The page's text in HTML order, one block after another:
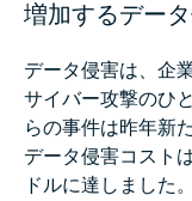
増加するデー
データ侵害は、企
サイバー攻撃のひ
らの事件は昨年新
データ侵害コスト
ドルに達しました。